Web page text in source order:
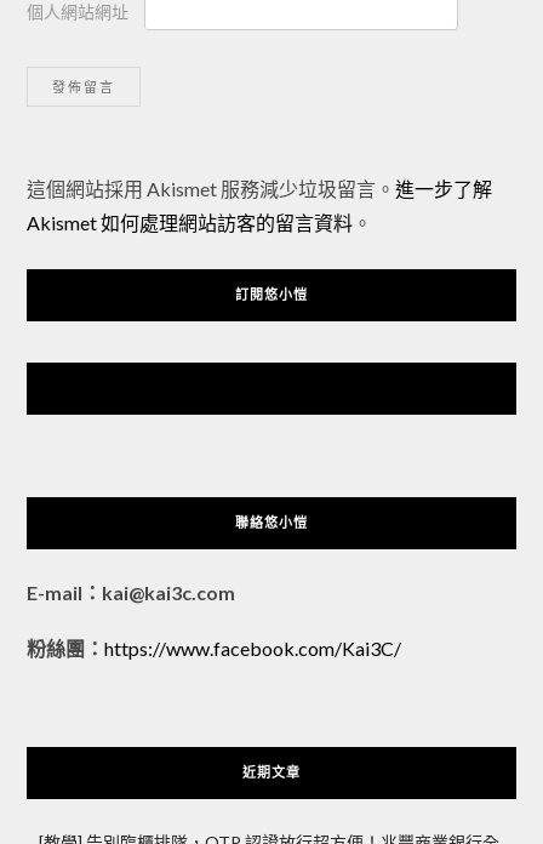
個人網站網址
Alternative:
這個網站採用 Akismet 服務減少垃圾留言。 進一步了解
Akismet 如何處理網站訪客的留言資料。
訂閱悠小愷
聯絡悠小愷
E-mail：kai@kai3c.com
粉絲團： https://www.facebook.com/Kai3C/
近期文章